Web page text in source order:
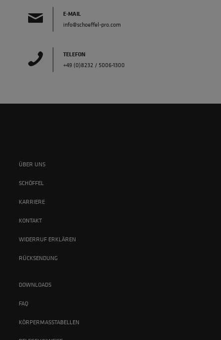
E-MAIL
info@schoeffel-pro.com
TELEFON
+49 (0)8232 / 5006-1300
ÜBER UNS
SCHÖFFEL
KARRIERE
KONTAKT
WIDERRUF ERKLÄREN
RÜCKSENDUNG
DOWNLOADS
FAQ
KÖRPERMASSTABELLEN